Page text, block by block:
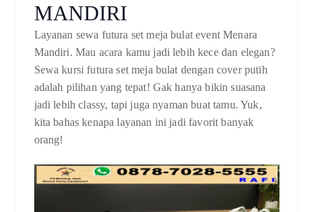
MANDIRI
Layanan sewa futura set meja bulat event Menara
Mandiri. Mau acara kamu jadi lebih kece dan elegan?
Sewa kursi futura set meja bulat dengan cover putih
adalah pilihan yang tepat! Gak hanya bikin suasana
jadi lebih classy, tapi juga nyaman buat tamu. Yuk,
kita bahas kenapa layanan ini jadi favorit banyak
orang!